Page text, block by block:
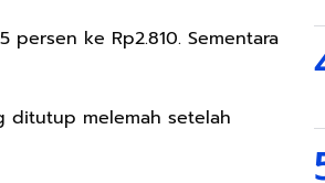
ke Rp2.810. Sementara
ditutup melemah setelah